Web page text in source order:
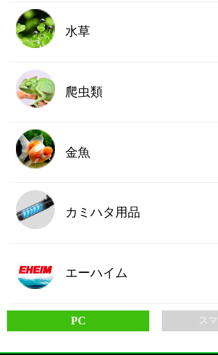
水草
爬虫類
金魚
カミハタ用品
エーハイム
ス
PC